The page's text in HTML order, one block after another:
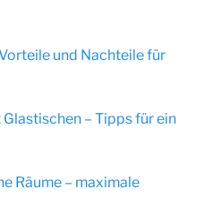
und Nachteile für
– Tipps für ein
Räume – maximale